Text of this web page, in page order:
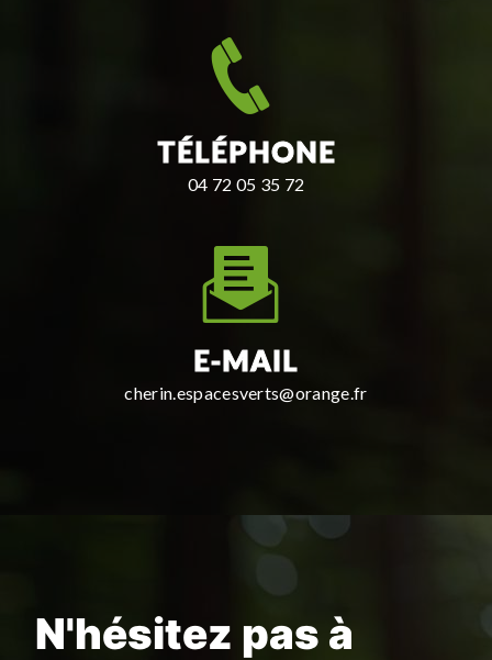
TÉLÉPHONE
04 72 05 35 72
E-MAIL
cherin.espacesverts@orange.fr
N'hésitez pas à